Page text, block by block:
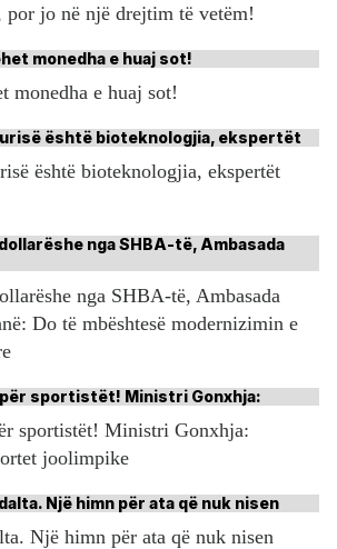
jo në një drejtim të vetëm!
monedha e huaj sot!
është bioteknologjia, ekspertët
nga SHBA-të, Ambasada
Do të mbështesë modernizimin e
sportistët! Ministri Gonxhja:
joolimpike
Një himn për ata që nuk nisen